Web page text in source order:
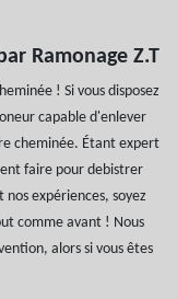
Ramonage Z.T
! Si vous disposez
capable d'enlever
cheminée. Étant expert
faire pour debistrer
expériences, soyez
comme avant ! Nous
alors si vous êtes